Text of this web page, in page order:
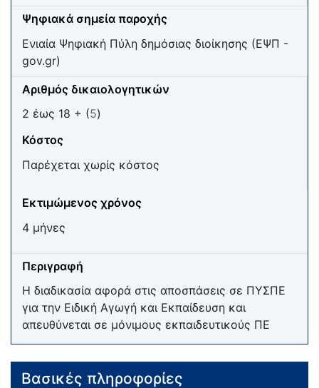
Ψηφιακά σημεία παροχής
Ενιαία Ψηφιακή Πύλη δημόσιας διοίκησης (ΕΨΠ -
gov.gr)
Αριθμός δικαιολογητικών
2 έως 18 + (5)
Κόστος
Παρέχεται χωρίς κόστος
Εκτιμώμενος χρόνος
4 μήνες
Περιγραφή
Η διαδικασία αφορά στις αποσπάσεις σε ΠΥΣΠΕ
για την Ειδική Αγωγή και Εκπαίδευση και
απευθύνεται σε μόνιμους εκπαιδευτικούς ΠΕ
Βασικές πληροφορίες